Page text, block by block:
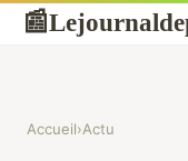
📰
Accueil›Actu